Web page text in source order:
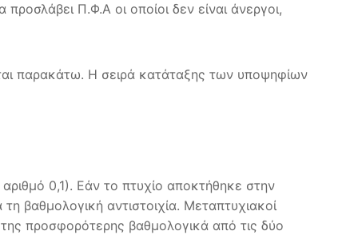
Π.Φ.Α οι οποίοι δεν είναι άνεργοι,
παρακάτω. Η σειρά κατάταξης των υποψηφίων
0,1). Εάν το πτυχίο αποκτήθηκε στην
βαθμολογική αντιστοιχία. Μεταπτυχιακοί
προσφορότερης βαθμολογικά από τις δύο